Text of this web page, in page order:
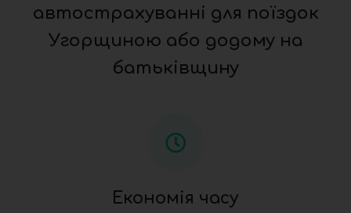
автострахуванні для поїздок
Угорщиною або додому на
батьківщину
Економія часу